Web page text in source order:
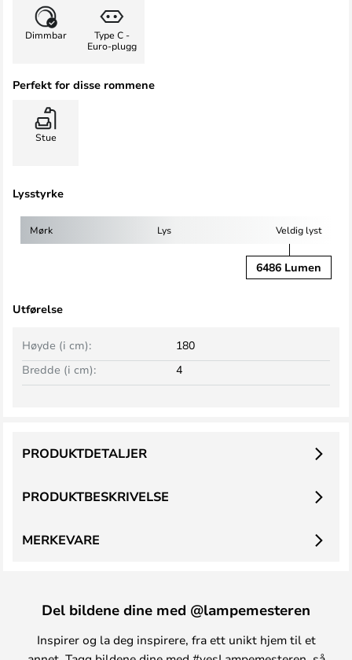
Dimmbar
Type C -
Euro-plugg
Perfekt for disse rommene
Stue
Lysstyrke
Mørk Lys Veldig lyst
6486 Lumen
Utførelse
Bredde (i cm): 4
Høyde (i cm): 180
PRODUKTBESKRIVELSE
PRODUKTDETALJER
MERKEVARE
Del bildene dine med @lampemesteren
Inspirer og la deg inspirere, fra ett unikt hjem til et